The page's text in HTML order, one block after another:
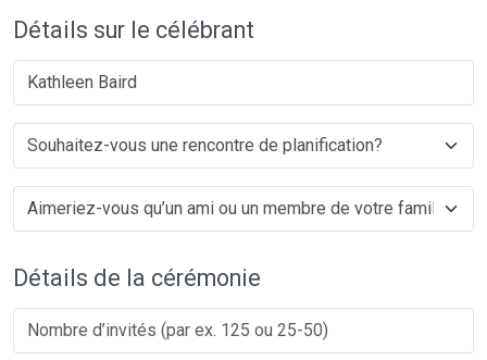
Détails sur le célébrant
Kathleen Baird
Détails de la cérémonie